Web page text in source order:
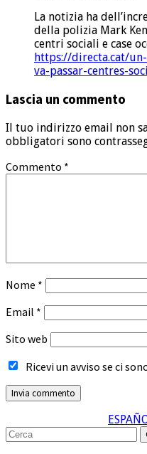
La notizia ha
della polizia Mark
centri sociali e case
https://directa.cat/
va-passar-centres-
Lascia un commento
Il tuo indirizzo email non
obbligatori sono
Commento *
Nome *
Email *
Sito web
Ricevi un avviso se ci
Cerca
per: